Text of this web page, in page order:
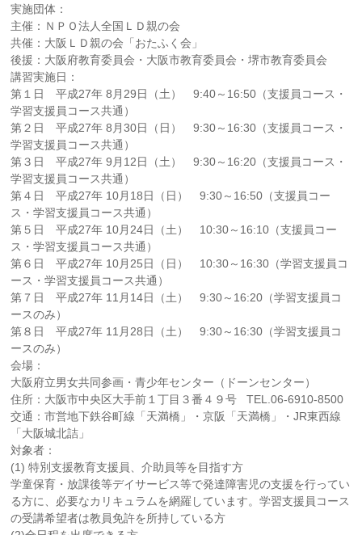
実施団体：
主催：ＮＰＯ法人全国ＬＤ親の会
共催：大阪ＬＤ親の会「おたふく会」
後援：大阪府教育委員会・大阪市教育委員会・堺市教育委員会
講習実施日：
第１日 平成27年 8月29日（土） 9:40～16:50（支援員コース・
学習支援員コース共通）
第２日 平成27年 8月30日（日） 9:30～16:30（支援員コース・
学習支援員コース共通）
第３日 平成27年 9月12日（土） 9:30～16:20（支援員コース・
学習支援員コース共通）
第４日 平成27年 10月18日（日） 9:30～16:50（支援員コー
ス・学習支援員コース共通）
第５日 平成27年 10月24日（土） 10:30～16:10（支援員コー
ス・学習支援員コース共通）
第６日 平成27年 10月25日（日） 10:30～16:30（学習支援員コ
ース・学習支援員コース共通）
第７日 平成27年 11月14日（土） 9:30～16:20（学習支援員コ
ースのみ）
第８日 平成27年 11月28日（土） 9:30～16:30（学習支援員コ
ースのみ）
会場：
大阪府立男女共同参画・青少年センター（ドーンセンター）
住所：大阪市中央区大手前１丁目３番４９号 TEL.06-6910-8500
交通：市営地下鉄谷町線「天満橋」・京阪「天満橋」・JR東西線
「大阪城北詰」
対象者：
(1) 特別支援教育支援員、介助員等を目指す方
学童保育・放課後等デイサービス等で発達障害児の支援を行ってい
る方に、必要なカリキュラムを網羅しています。学習支援員コース
の受講希望者は教員免許を所持している方